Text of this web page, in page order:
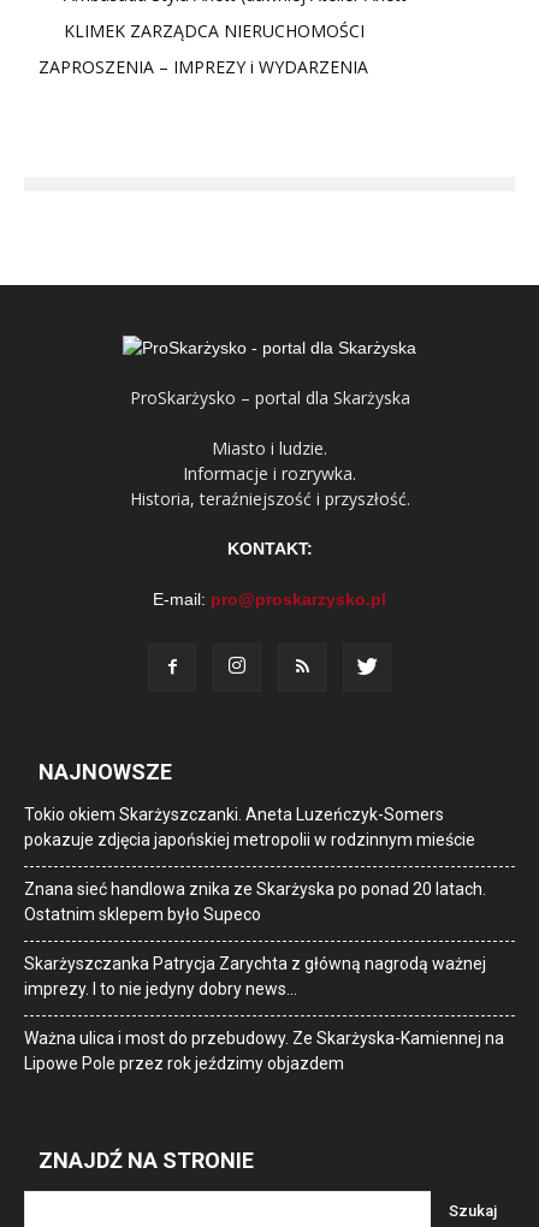
KLIMEK ZARZĄDCA NIERUCHOMOŚCI
ZAPROSZENIA – IMPREZY i WYDARZENIA
ProSkarżysko – portal dla Skarżyska
Miasto i ludzie.
Informacje i rozrywka.
Historia, teraźniejszość i przyszłość.
KONTAKT:
E-mail: pro@proskarzysko.pl
NAJNOWSZE
Tokio okiem Skarżyszczanki. Aneta Luzeńczyk-Somers
pokazuje zdjęcia japońskiej metropolii w rodzinnym mieście
Znana sieć handlowa znika ze Skarżyska po ponad 20 latach.
Ostatnim sklepem było Supeco
Skarżyszczanka Patrycja Zarychta z główną nagrodą ważnej
imprezy. I to nie jedyny dobry news…
Ważna ulica i most do przebudowy. Ze Skarżyska-Kamiennej na
Lipowe Pole przez rok jeździmy objazdem
ZNAJDŹ NA STRONIE